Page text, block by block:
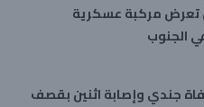
تعرض مركبة عسكرية
الجنوب
جندي وإصابة اثنين بقصف